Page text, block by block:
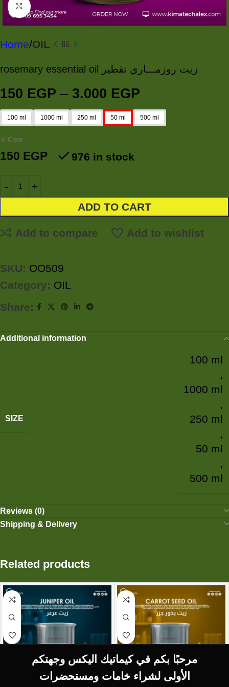
مرحبًا بكم في كيماتيك اليكس وجهتكم
الأولى لشراء خامات ومستحضرات
Click to enlarge
Home OIL
rosemary essential oil زيت روزمـــاري تقطير
150 EGP – 3.000 EGP
100 ml 1000 ml 250 ml 50 ml 500 ml
Clear
150 EGP 976 in stock
ADD TO CART
Add to compare Add to wishlist
SKU: OO509
Category: OIL
Share:
Additional information
SIZE
100 ml
,
1000 ml
,
250 ml
,
50 ml
,
500 ml
Reviews (0)
Shipping & Delivery
Related products